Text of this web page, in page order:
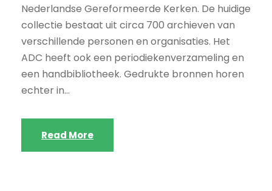
Nederlandse Gereformeerde Kerken. De huidige
collectie bestaat uit circa 700 archieven van
verschillende personen en organisaties. Het
ADC heeft ook een periodiekenverzameling en
een handbibliotheek. Gedrukte bronnen horen
echter in...
Read More